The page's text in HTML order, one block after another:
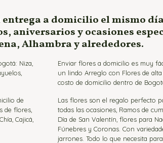
a domicilio el mismo
aniversarios y ocasiones
Alhambra y alrededores.
Niza,
Enviar flores a domicilio es muy
un lindo Arreglo con Flores de
costo de domicilio dentro de
de
de flores,
Cajicá,
Las flores son el regalo perfecto
todas las ocasiones, Ramos de
Día de San Valentín, flores para
Fúnebres y Coronas. Con
jarrones. Todo lo que necesita